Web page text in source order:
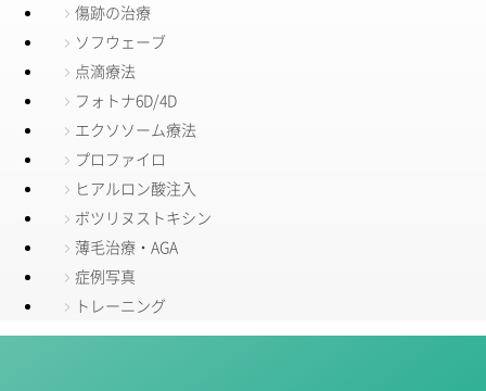
傷跡の治療
ソフウェーブ
点滴療法
フォトナ6D/4D
エクソソーム療法
プロファイロ
ヒアルロン酸注入
ボツリヌストキシン
薄毛治療・AGA
症例写真
トレーニング